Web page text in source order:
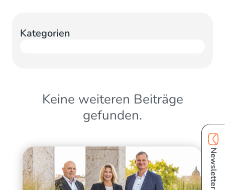
Kategorien
Keine weiteren Beiträge
gefunden.
Newsletter